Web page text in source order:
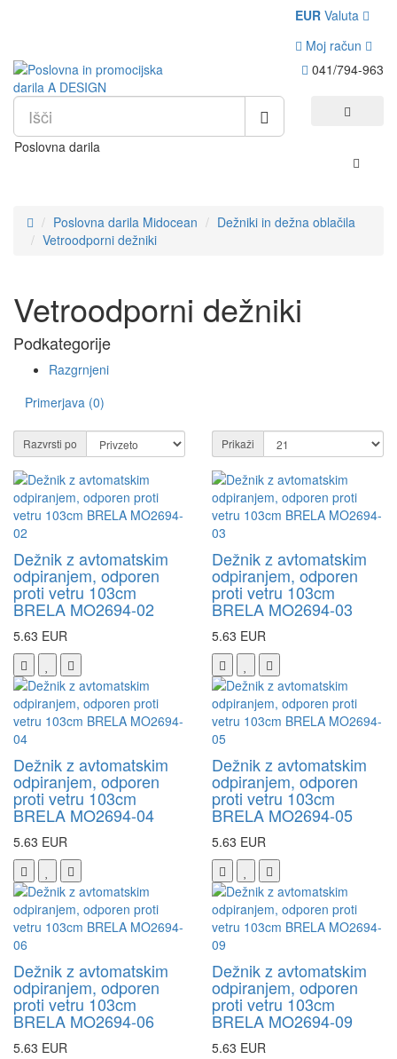
EUR Valuta
Moj račun
041/794-963
Poslovna darila
Poslovna darila Midocean
Dežniki in dežna oblačila
Vetroodporni dežniki
Vetroodporni dežniki
Podkategorije
Razgrnjeni
Primerjava (0)
Razvrsti po Prikaži
Dežnik z avtomatskim
odpiranjem, odporen
proti vetru 103cm
BRELA MO2694-02
5.63 EUR
Dežnik z avtomatskim
odpiranjem, odporen
proti vetru 103cm
BRELA MO2694-03
5.63 EUR
Dežnik z avtomatskim
odpiranjem, odporen
proti vetru 103cm
BRELA MO2694-04
5.63 EUR
Dežnik z avtomatskim
odpiranjem, odporen
proti vetru 103cm
BRELA MO2694-05
5.63 EUR
Dežnik z avtomatskim
odpiranjem, odporen
proti vetru 103cm
BRELA MO2694-06
5.63 EUR
Dežnik z avtomatskim
odpiranjem, odporen
proti vetru 103cm
BRELA MO2694-09
5.63 EUR